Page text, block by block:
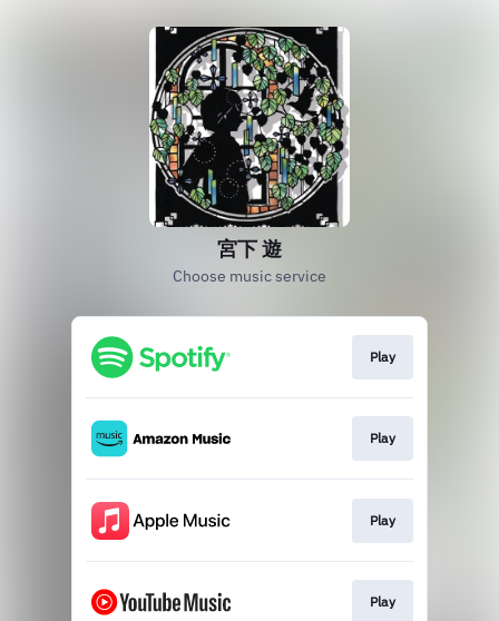
宮下 遊
Choose music service
Play
Play
Play
Play